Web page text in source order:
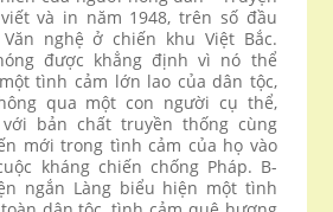
và in năm 1948, trên số đầu
nghệ ở chiến khu Việt Bắc.
được khẳng định vì nó thể
tình cảm lớn lao của dân tộc,
qua một con người cụ thể,
bản chất truyền thống cùng
mới trong tình cảm của họ vào
kháng chiến chống Pháp. B-
ngắn Làng biểu hiện một tình